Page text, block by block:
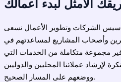
الأمثل لبدء أعمالك
الشركات وتطوير الأعمال نسعى
وأصحاب المشاريع لمساعدتهم في
مجموعة متكاملة من الخدمات التي
لإرشاد عملائنا المحليين والدوليين
ووضعهم على المسار الصحيح.